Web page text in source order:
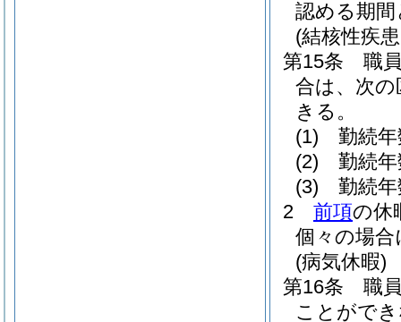
認める期
(結核性疾
第15条
職
合は、次
きる。
(1)
勤続
(2)
勤続
(3)
勤続
2
前項の休
個々の場
(病気休暇)
第16条
職
ことがで